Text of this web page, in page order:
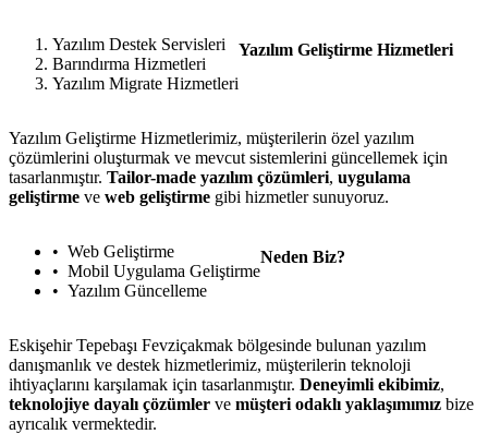
Yazılım Destek Servisleri
Barındırma Hizmetleri
Yazılım Migrate Hizmetleri
Yazılım Geliştirme Hizmetleri
Yazılım Geliştirme Hizmetlerimiz, müşterilerin özel yazılım
çözümlerini oluşturmak ve mevcut sistemlerini güncellemek için
tasarlanmıştır. Tailor-made yazılım çözümleri, uygulama
geliştirme ve web geliştirme gibi hizmetler sunuyoruz.
Web Geliştirme
Mobil Uygulama Geliştirme
Yazılım Güncelleme
Neden Biz?
Eskişehir Tepebaşı Fevziçakmak bölgesinde bulunan yazılım
danışmanlık ve destek hizmetlerimiz, müşterilerin teknoloji
ihtiyaçlarını karşılamak için tasarlanmıştır. Deneyimli ekibimiz,
teknolojiye dayalı çözümler ve müşteri odaklı yaklaşımımız bize
ayrıcalık vermektedir.